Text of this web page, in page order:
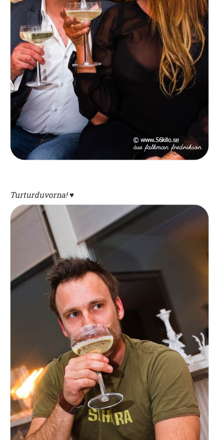
Turturduvorna! ♥